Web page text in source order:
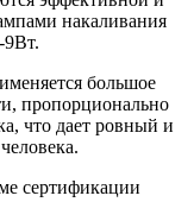
накаливания
большое
пропорционально
что дает ровный и
сертификации